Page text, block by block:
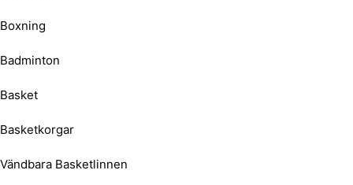
Boxning
Badminton
Basket
Basketkorgar
Vändbara Basketlinnen